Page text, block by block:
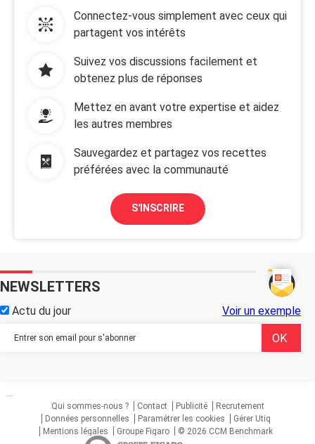
Connectez-vous simplement avec ceux qui
partagent vos intérêts
Suivez vos discussions facilement et
obtenez plus de réponses
Mettez en avant votre expertise et aidez
les autres membres
Sauvegardez et partagez vos recettes
préférées avec la communauté
S'INSCRIRE
NEWSLETTERS
Actu du jour Voir un exemple
...
Qui sommes-nous ?
Contact Publicité
Recrutement
Données personnelles
Paramétrer les cookies
Gérer Utiq
Mentions légales
Groupe Figaro © 2026 CCM Benchmark